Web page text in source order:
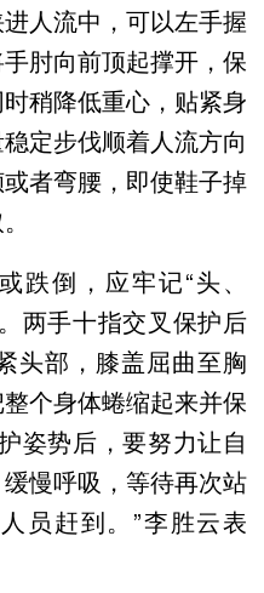
人流中，可以左手握
肘向前顶起撑开，保
稍降低重心，贴紧身
定步伐顺着人流方向
者弯腰，即使鞋子掉
跌倒，应牢记“头、
两手十指交叉保护后
头部，膝盖屈曲至胸
个身体蜷缩起来并保
姿势后，要努力让自
慢呼吸，等待再次站
员赶到。”李胜云表